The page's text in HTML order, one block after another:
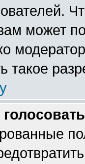
может
такое